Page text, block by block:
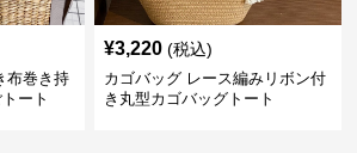
布巻き持
ート
¥3,220 (税込)
カゴバッグ レース編みリボン付
き丸型カゴバッグトート